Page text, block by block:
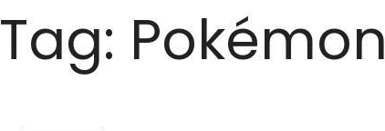
Tag: Pokémon